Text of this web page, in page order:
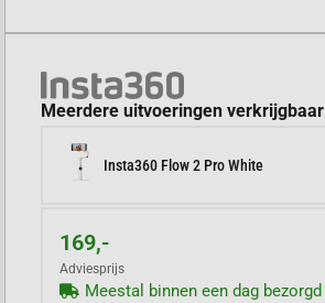
Meerdere uitvoeringen verkrijgbaar
Insta360 Flow 2 Pro White
169,-
Adviesprijs
Meestal binnen een dag bezorgd